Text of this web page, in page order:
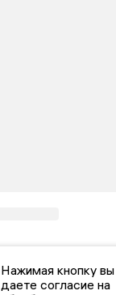
Нажимая кнопку вы
даете согласие на